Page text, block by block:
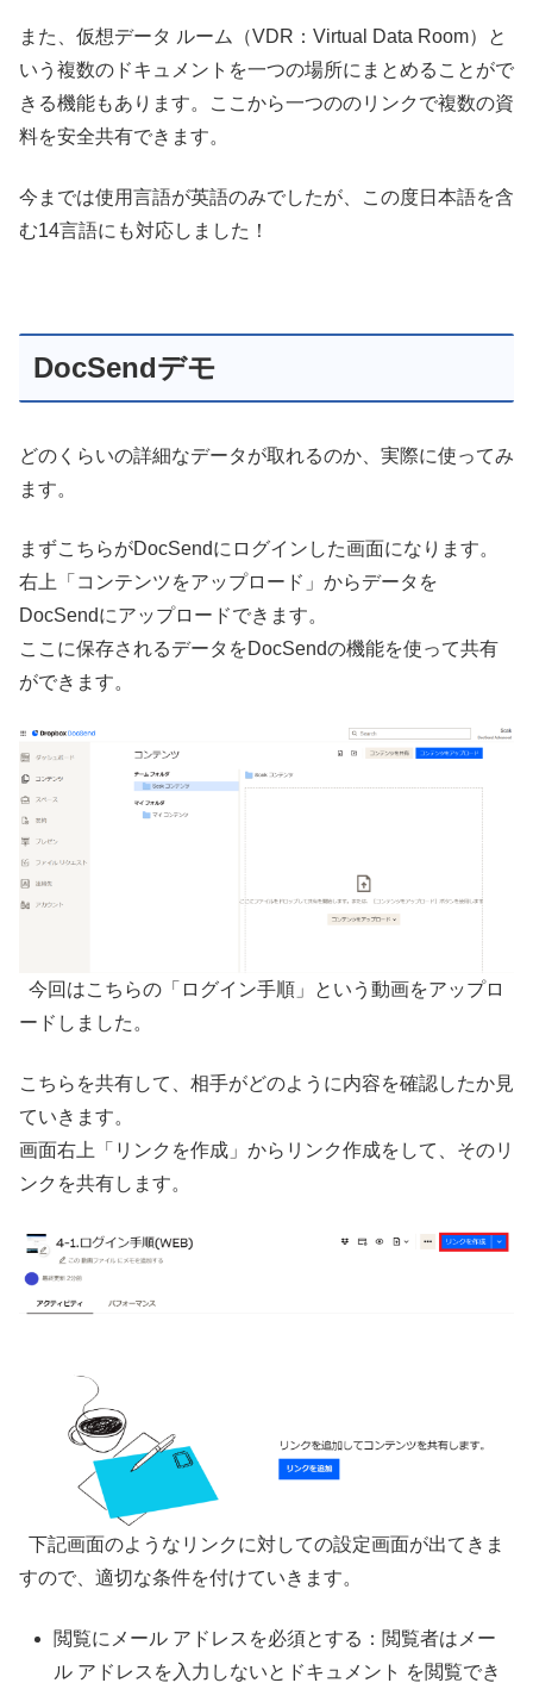
また、仮想データ ルーム（VDR：Virtual Data Room）と
いう複数のドキュメントを一つの場所にまとめることがで
きる機能もあります。ここから一つののリンクで複数の資
料を安全共有できます。
今までは使用言語が英語のみでしたが、この度日本語を含
む14言語にも対応しました！
DocSendデモ
どのくらいの詳細なデータが取れるのか、実際に使ってみ
ます。
まずこちらがDocSendにログインした画面になります。
右上「コンテンツをアップロード」からデータを
DocSendにアップロードできます。
ここに保存されるデータをDocSendの機能を使って共有
ができます。
今回はこちらの「ログイン手順」という動画をアップロ
ードしました。
こちらを共有して、相手がどのように内容を確認したか見
ていきます。
画面右上「リンクを作成」からリンク作成をして、そのリ
ンクを共有します。
下記画面のようなリンクに対しての設定画面が出てきま
すので、適切な条件を付けていきます。
閲覧にメール アドレスを必須とする：閲覧者はメー
ル アドレスを入力しないとドキュメント を閲覧でき